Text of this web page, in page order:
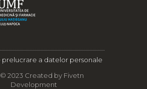
prelucrare a datelor personale
© 2023 Created by Fivetn
Development